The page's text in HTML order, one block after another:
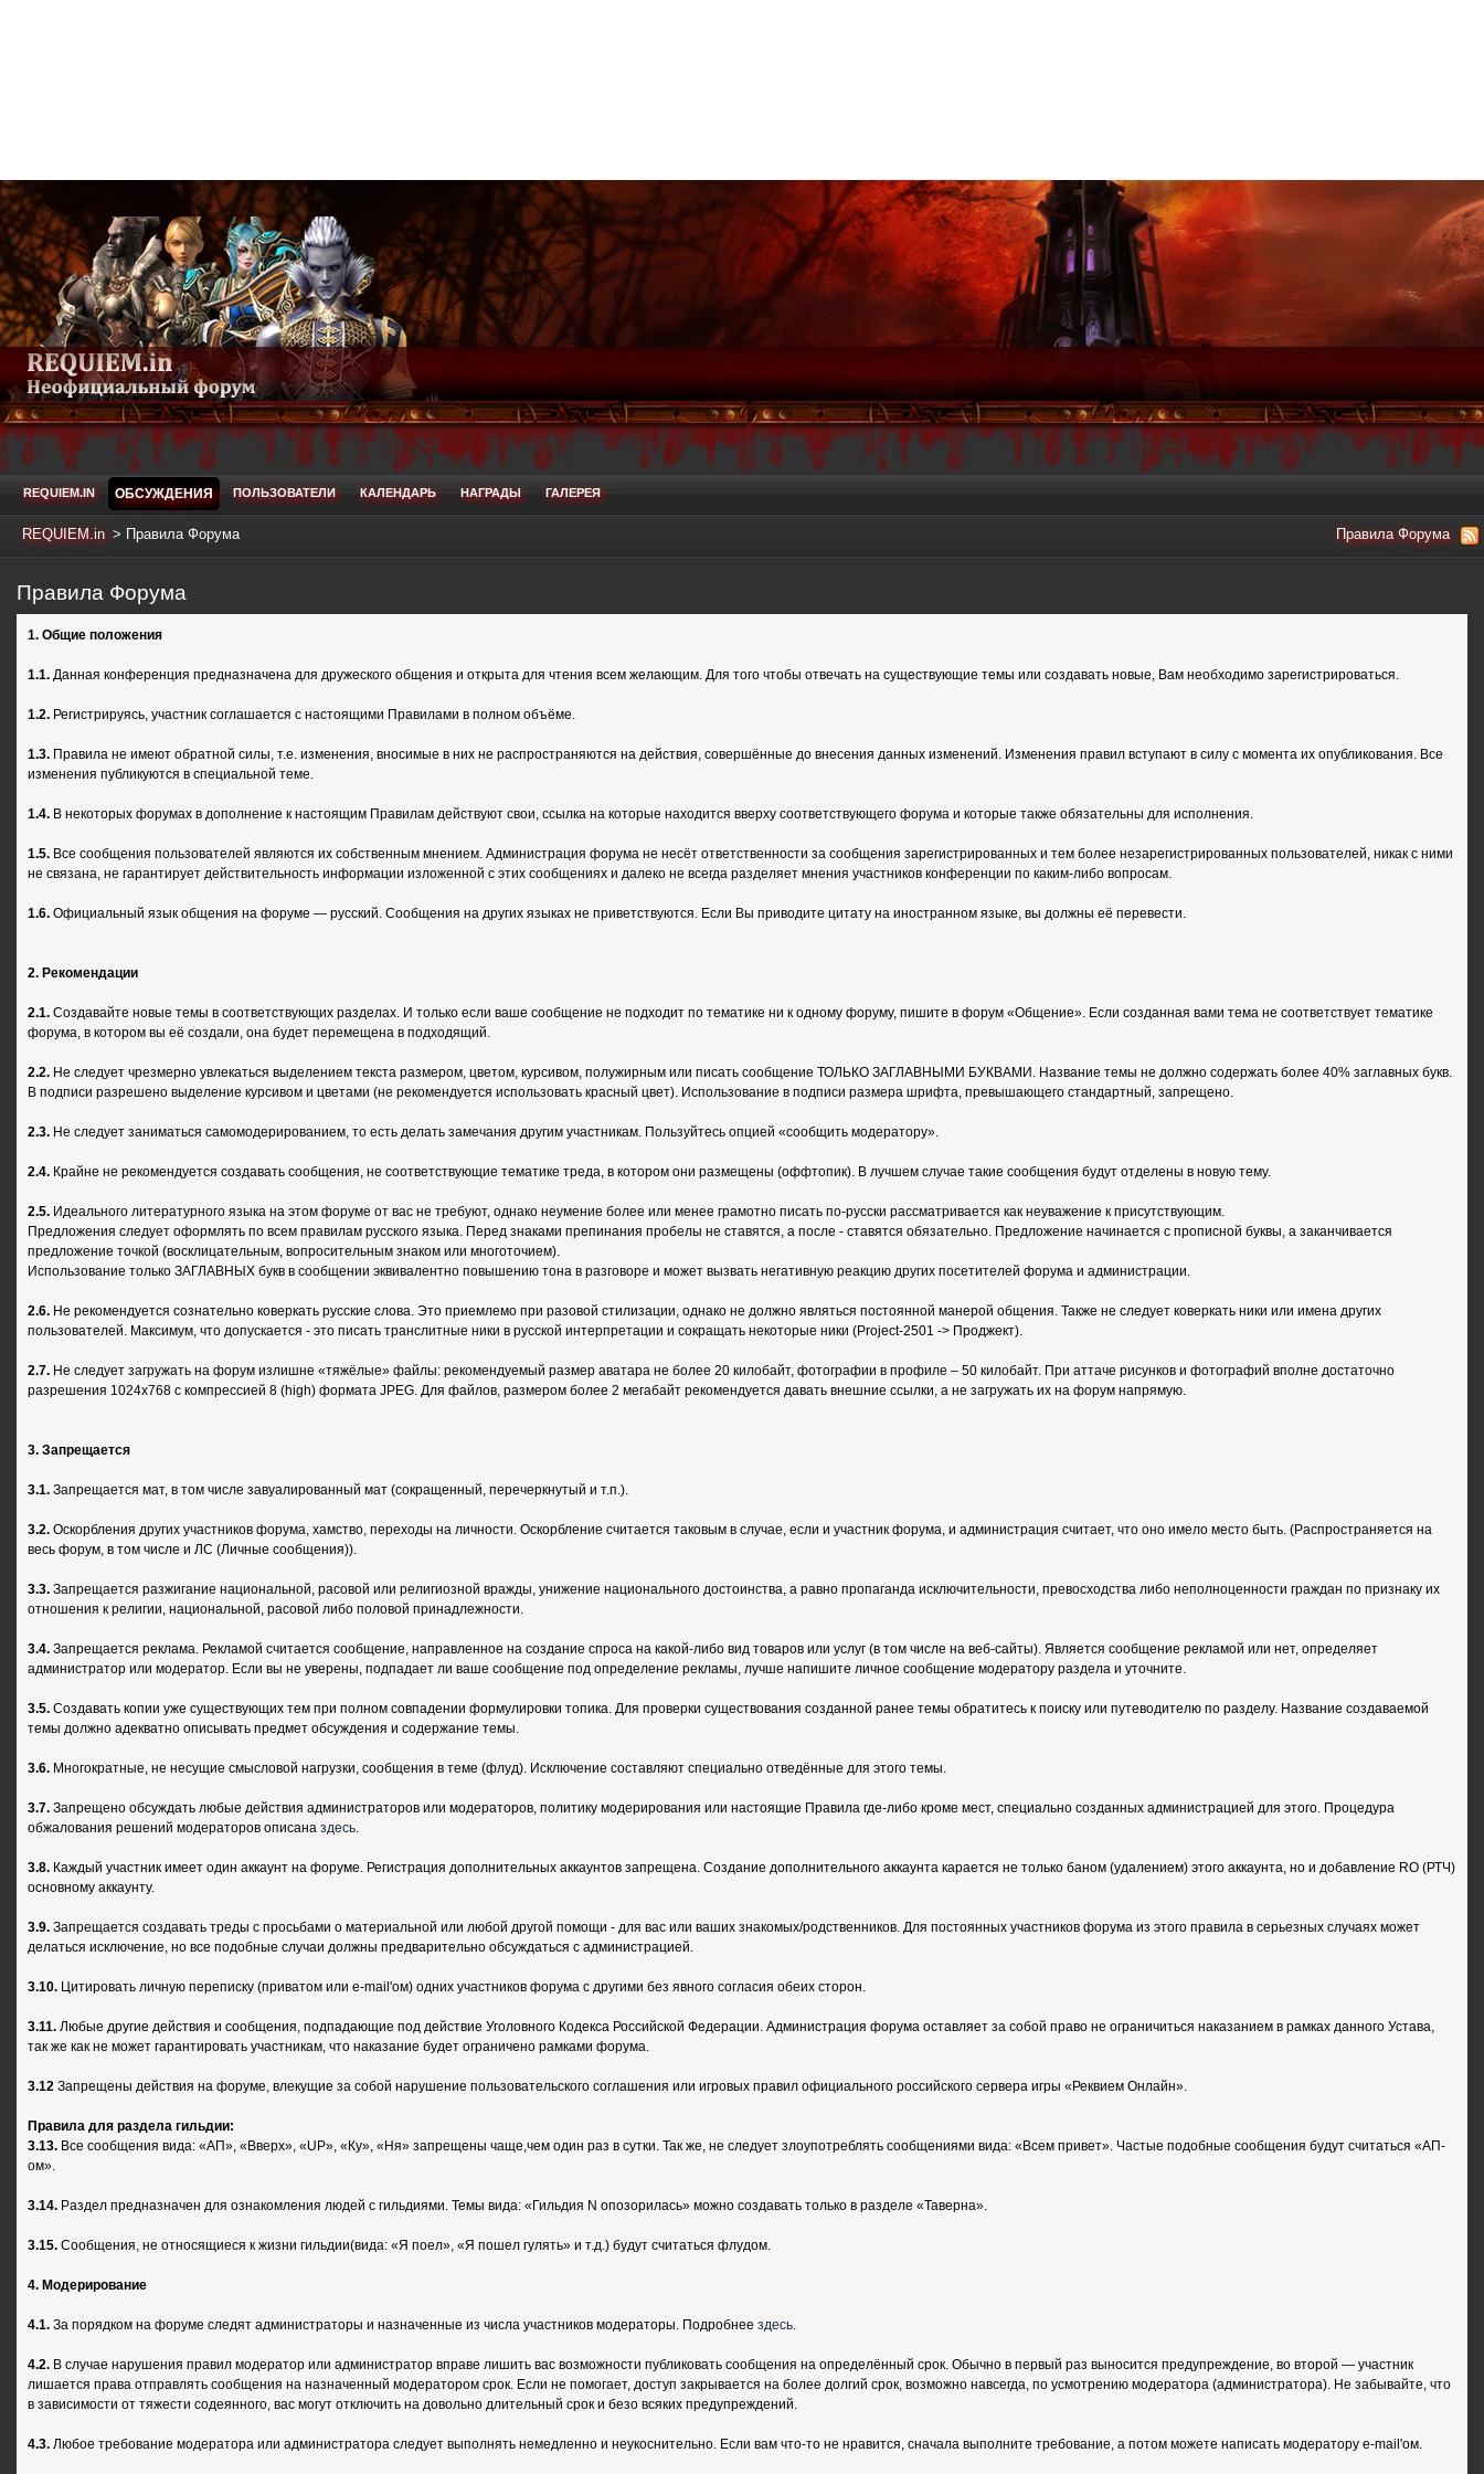
REQUIEM.IN ОБСУЖДЕНИЯ ПОЛЬЗОВАТЕЛИ КАЛЕНДАРЬ НАГРАДЫ ГАЛЕРЕЯ
REQUIEM.in > Правила Форума Правила Форума
Правила Форума
1. Общие положения
1.1. Данная конференция предназначена для дружеского общения и открыта для чтения всем желающим. Для того чтобы отвечать на существующие темы или создавать новые, Вам необходимо зарегистрироваться.
1.2. Регистрируясь, участник соглашается с настоящими Правилами в полном объёме.
1.3. Правила не имеют обратной силы, т.е. изменения, вносимые в них не распространяются на действия, совершённые до внесения данных изменений. Изменения правил вступают в силу с момента их опубликования. Все
изменения публикуются в специальной теме.
1.4. В некоторых форумах в дополнение к настоящим Правилам действуют свои, ссылка на которые находится вверху соответствующего форума и которые также обязательны для исполнения.
1.5. Все сообщения пользователей являются их собственным мнением. Администрация форума не несёт ответственности за сообщения зарегистрированных и тем более незарегистрированных пользователей, никак с ними
не связана, не гарантирует действительность информации изложенной с этих сообщениях и далеко не всегда разделяет мнения участников конференции по каким-либо вопросам.
1.6. Официальный язык общения на форуме — русский. Сообщения на других языках не приветствуются. Если Вы приводите цитату на иностранном языке, вы должны её перевести.
2. Рекомендации
2.1. Создавайте новые темы в соответствующих разделах. И только если ваше сообщение не подходит по тематике ни к одному форуму, пишите в форум «Общение». Если созданная вами тема не соответствует тематике
форума, в котором вы её создали, она будет перемещена в подходящий.
2.2. Не следует чрезмерно увлекаться выделением текста размером, цветом, курсивом, полужирным или писать сообщение ТОЛЬКО ЗАГЛАВНЫМИ БУКВАМИ. Название темы не должно содержать более 40% заглавных букв.
В подписи разрешено выделение курсивом и цветами (не рекомендуется использовать красный цвет). Использование в подписи размера шрифта, превышающего стандартный, запрещено.
2.3. Не следует заниматься самомодерированием, то есть делать замечания другим участникам. Пользуйтесь опцией «сообщить модератору».
2.4. Крайне не рекомендуется создавать сообщения, не соответствующие тематике треда, в котором они размещены (оффтопик). В лучшем случае такие сообщения будут отделены в новую тему.
2.5. Идеального литературного языка на этом форуме от вас не требуют, однако неумение более или менее грамотно писать по-русски рассматривается как неуважение к присутствующим.
Предложения следует оформлять по всем правилам русского языка. Перед знаками препинания пробелы не ставятся, а после - ставятся обязательно. Предложение начинается с прописной буквы, а заканчивается
предложение точкой (восклицательным, вопросительным знаком или многоточием).
Использование только ЗАГЛАВНЫХ букв в сообщении эквивалентно повышению тона в разговоре и может вызвать негативную реакцию других посетителей форума и администрации.
2.6. Не рекомендуется сознательно коверкать русские слова. Это приемлемо при разовой стилизации, однако не должно являться постоянной манерой общения. Также не следует коверкать ники или имена других
пользователей. Максимум, что допускается - это писать транслитные ники в русской интерпретации и сокращать некоторые ники (Project-2501 -> Проджект).
2.7. Не следует загружать на форум излишне «тяжёлые» файлы: рекомендуемый размер аватара не более 20 килобайт, фотографии в профиле – 50 килобайт. При аттаче рисунков и фотографий вполне достаточно
разрешения 1024x768 с компрессией 8 (high) формата JPEG. Для файлов, размером более 2 мегабайт рекомендуется давать внешние ссылки, а не загружать их на форум напрямую.
3. Запрещается
3.1. Запрещается мат, в том числе завуалированный мат (сокращенный, перечеркнутый и т.п.).
3.2. Оскорбления других участников форума, хамство, переходы на личности. Оскорбление считается таковым в случае, если и участник форума, и администрация считает, что оно имело место быть. (Распространяется на
весь форум, в том числе и ЛС (Личные сообщения)).
3.3. Запрещается разжигание национальной, расовой или религиозной вражды, унижение национального достоинства, а равно пропаганда исключительности, превосходства либо неполноценности граждан по признаку их
отношения к религии, национальной, расовой либо половой принадлежности.
3.4. Запрещается реклама. Рекламой считается сообщение, направленное на создание спроса на какой-либо вид товаров или услуг (в том числе на веб-сайты). Является сообщение рекламой или нет, определяет
администратор или модератор. Если вы не уверены, подпадает ли ваше сообщение под определение рекламы, лучше напишите личное сообщение модератору раздела и уточните.
3.5. Создавать копии уже существующих тем при полном совпадении формулировки топика. Для проверки существования созданной ранее темы обратитесь к поиску или путеводителю по разделу. Название создаваемой
темы должно адекватно описывать предмет обсуждения и содержание темы.
3.6. Многократные, не несущие смысловой нагрузки, сообщения в теме (флуд). Исключение составляют специально отведённые для этого темы.
3.7. Запрещено обсуждать любые действия администраторов или модераторов, политику модерирования или настоящие Правила где-либо кроме мест, специально созданных администрацией для этого. Процедура
обжалования решений модераторов описана здесь.
3.8. Каждый участник имеет один аккаунт на форуме. Регистрация дополнительных аккаунтов запрещена. Создание дополнительного аккаунта карается не только баном (удалением) этого аккаунта, но и добавление RO (РТЧ)
основному аккаунту.
3.9. Запрещается создавать треды с просьбами о материальной или любой другой помощи - для вас или ваших знакомых/родственников. Для постоянных участников форума из этого правила в серьезных случаях может
делаться исключение, но все подобные случаи должны предварительно обсуждаться с администрацией.
3.10. Цитировать личную переписку (приватом или e-mail'ом) одних участников форума с другими без явного согласия обеих сторон.
3.11. Любые другие действия и сообщения, подпадающие под действие Уголовного Кодекса Российской Федерации. Администрация форума оставляет за собой право не ограничиться наказанием в рамках данного Устава,
так же как не может гарантировать участникам, что наказание будет ограничено рамками форума.
3.12 Запрещены действия на форуме, влекущие за собой нарушение пользовательского соглашения или игровых правил официального российского сервера игры «Реквием Онлайн».
Правила для раздела гильдии:
3.13. Все cообщения вида: «АП», «Вверх», «UP», «Ку», «Ня» запрещены чаще,чем один раз в сутки. Так же, не следует злоупотреблять сообщениями вида: «Всем привет». Частые подобные сообщения будут считаться «АП-
ом».
3.14. Раздел предназначен для ознакомления людей с гильдиями. Темы вида: «Гильдия N опозорилась» можно создавать только в разделе «Таверна».
3.15. Сообщения, не относящиеся к жизни гильдии(вида: «Я поел», «Я пошел гулять» и т.д.) будут считаться флудом.
4. Модерирование
4.1. За порядком на форуме следят администраторы и назначенные из числа участников модераторы. Подробнее здесь.
4.2. В случае нарушения правил модератор или администратор вправе лишить вас возможности публиковать сообщения на определённый срок. Обычно в первый раз выносится предупреждение, во второй — участник
лишается права отправлять сообщения на назначенный модератором срок. Если не помогает, доступ закрывается на более долгий срок, возможно навсегда, по усмотрению модератора (администратора). Не забывайте, что
в зависимости от тяжести содеянного, вас могут отключить на довольно длительный срок и безо всяких предупреждений.
4.3. Любое требование модератора или администратора следует выполнять немедленно и неукоснительно. Если вам что-то не нравится, сначала выполните требование, а потом можете написать модератору e-mail'ом.